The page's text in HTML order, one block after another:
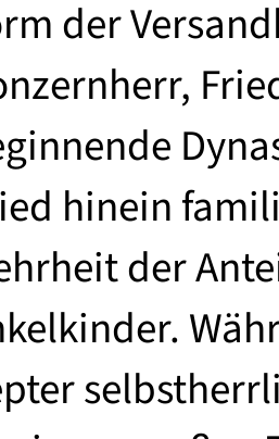
der
hinein
der